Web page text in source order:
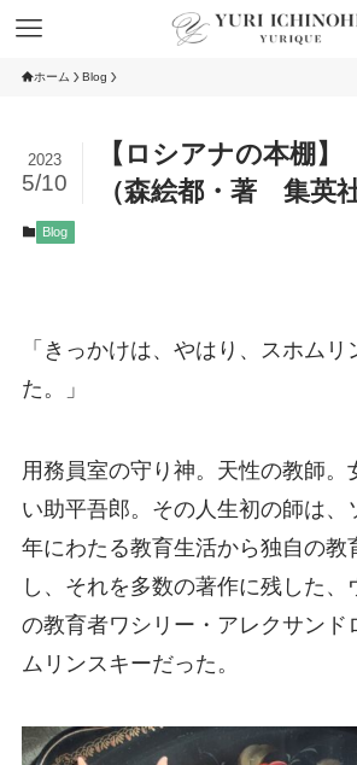
ホーム Blog
【ロシアナの本棚】
（森絵都・著 集英
2023
5/10
Blog
「きっかけは、やはり、スホムリ
た。」
用務員室の守り神。天性の教師。
い助平吾郎。その人生初の師は、
年にわたる教育生活から独自の教
し、それを多数の著作に残した、
の教育者ワシリー・アレクサンド
ムリンスキーだった。